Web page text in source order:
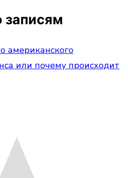
записям
американского
или почему происходит